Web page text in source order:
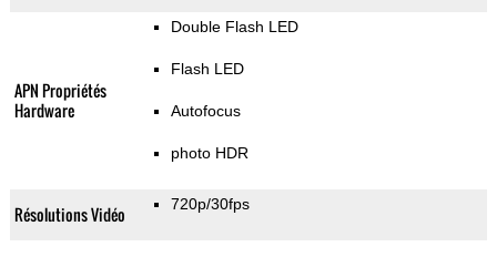
APN Propriétés
Hardware
Double Flash LED
Flash LED
Autofocus
photo HDR
Résolutions Vidéo 720p/30fps